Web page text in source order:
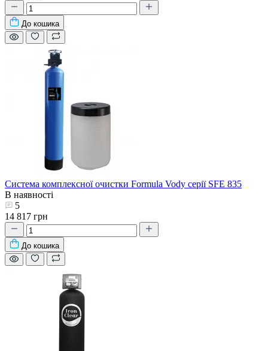
До кошика
Система комплексної очистки Formula Vody серії SFE 835
В наявності
5
14 817 грн
До кошика